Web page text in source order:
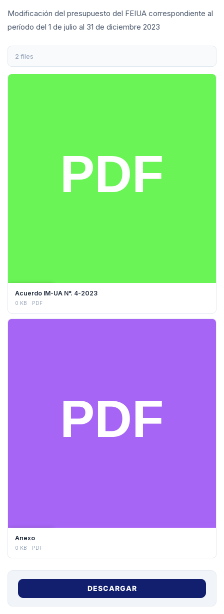
Modificación del presupuesto del FEIUA correspondiente al
período del 1 de julio al 31 de diciembre 2023
2 files
Acuerdo IM-UA N°. 4-2023
0 KB PDF
Anexo
0 KB PDF
DESCARGAR